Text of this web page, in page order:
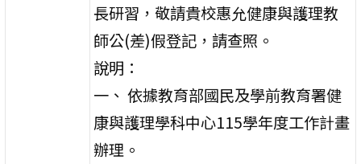
長研習，敬請貴校惠允健康與護理教
師公(差)假登記，請查照。
說明：
一、 依據教育部國民及學前教育署健
康與護理學科中心115學年度工作計畫
辦理。